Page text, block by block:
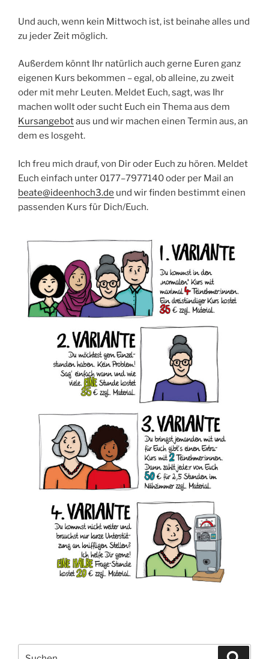
Und auch, wenn kein Mitt­woch ist, ist bei­na­he alles und
zu jeder Zeit möglich.
Außer­dem könnt Ihr natür­lich auch ger­ne Euren ganz
eige­nen Kurs bekom­men – egal, ob allei­ne, zu zweit
oder mit mehr Leu­ten. Mel­det Euch, sagt, was Ihr
machen wollt oder sucht Euch ein The­ma aus dem
Kurs­an­ge­botaus und wir machen einen Ter­min aus, an
dem es losgeht.
Ich freu mich drauf, von Dir oder Euch zu hören. Mel­det
Euch ein­fach unter 0177–7977140 oder per Mail an
beate@ideenhoch3.de und wir fin­den bestimmt einen
pas­sen­den Kurs für Dich/Euch.